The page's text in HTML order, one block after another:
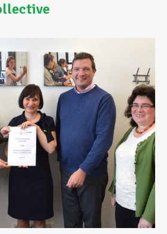
professionnel